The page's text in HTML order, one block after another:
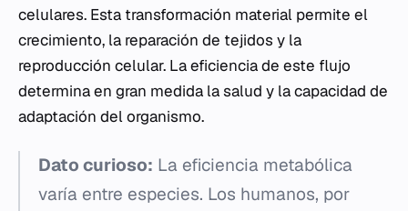
celulares. Esta transformación material permite el
crecimiento, la reparación de tejidos y la
reproducción celular. La eficiencia de este flujo
determina en gran medida la salud y la capacidad de
adaptación del organismo.
Dato curioso: La eficiencia metabólica
varía entre especies. Los humanos, por